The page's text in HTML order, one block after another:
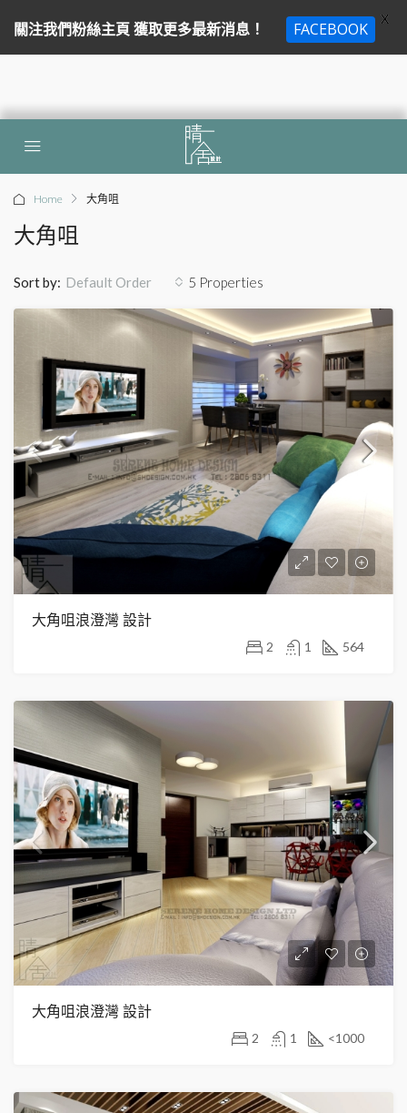
Home 大角咀
大角咀
5 Properties
Sort by: Default Order
大角咀浪澄灣 設計
2 1 564
大角咀浪澄灣 設計
2 1 <1000
關注我們粉絲主頁 獲取更多最新消息！ FACEBOOK
X